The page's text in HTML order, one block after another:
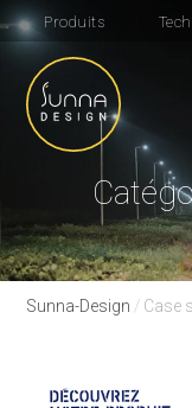
Produits
Sunna-Design / Case